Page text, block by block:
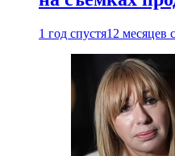
1 год спустя12 месяцев